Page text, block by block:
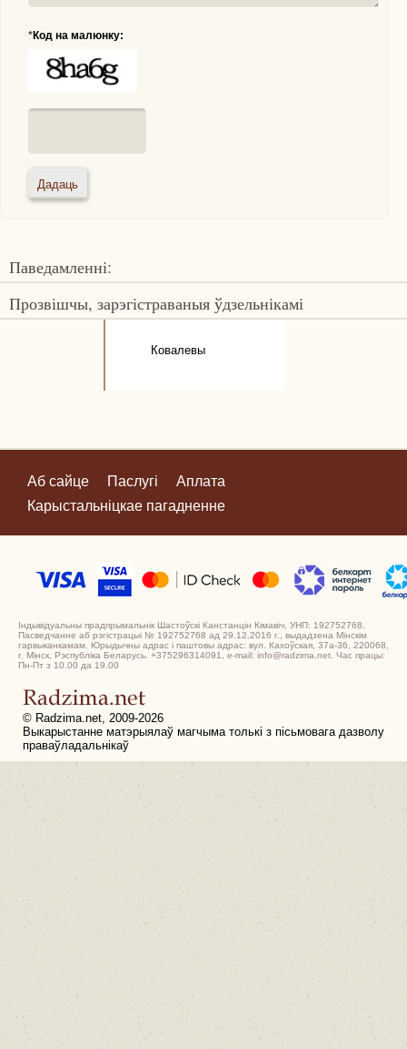
*Код на малюнку:
Паведамленні:
Прозвішчы, зарэгістраваныя ўдзельнікамі
Ковалевы
Аб сайце Паслугі
Аплата
Карыстальніцкае пагадненне
Індывідуальны прадпрымальнік Шастоўскі Канстанцін Кімавіч, УНП: 192752768.
Пасведчанне аб рэгістрацыі № 192752768 ад 29.12.2016 г., выдадзена Мінскім
гарвыканкамам. Юрыдычны адрас і паштовы адрас: вул. Кахоўская, 37а-36, 220068,
г. Мінск, Рэспубліка Беларусь. +375296314091, e-mail: info@radzima.net. Час працы:
Пн-Пт з 10.00 да 19.00
© Radzima.net, 2009-2026
Выкарыстанне матэрыялаў магчыма толькі з пісьмовага дазволу
праваўладальнікаў